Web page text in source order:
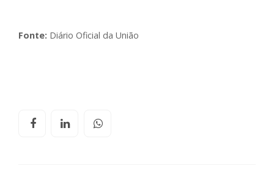
Fonte: Diário Oficial da União